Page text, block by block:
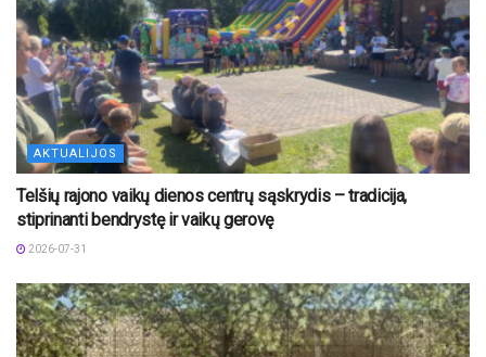
AKTUALIJOS
Telšių rajono vaikų dienos centrų sąskrydis – tradicija,
stiprinanti bendrystę ir vaikų gerovę
2026-07-31